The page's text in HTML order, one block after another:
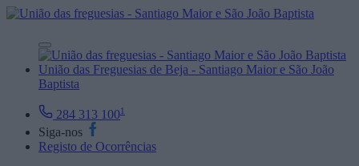
União das Freguesias de Beja - Santiago Maior e São João
Baptista
284 313 1001
Siga-nos
Registo de Ocorrências